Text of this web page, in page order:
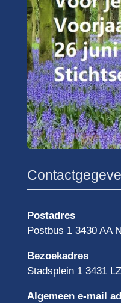
Postadres
Postbus 1 3430 AA
Bezoekadres
Stadsplein 1 3431
Algemeen e-mail